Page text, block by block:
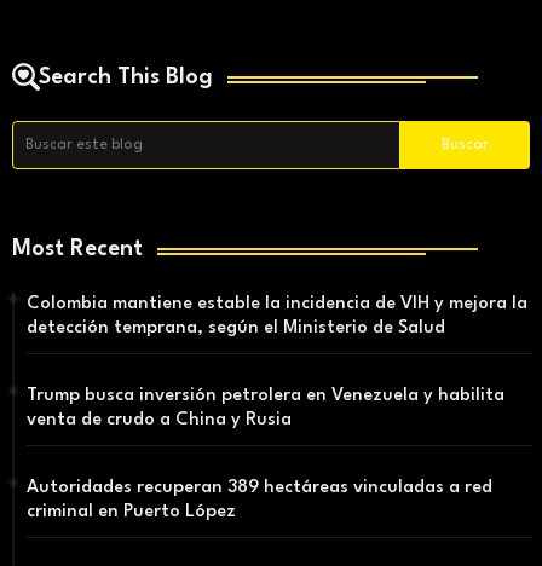
Search This Blog
Most Recent
Colombia mantiene estable la incidencia de VIH y mejora la
detección temprana, según el Ministerio de Salud
Trump busca inversión petrolera en Venezuela y habilita
venta de crudo a China y Rusia
Autoridades recuperan 389 hectáreas vinculadas a red
criminal en Puerto López